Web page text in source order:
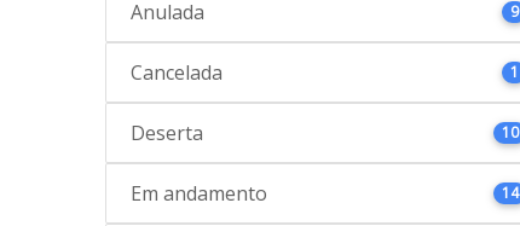
Anulada 9
Cancelada 1
Deserta 10
Em andamento 14